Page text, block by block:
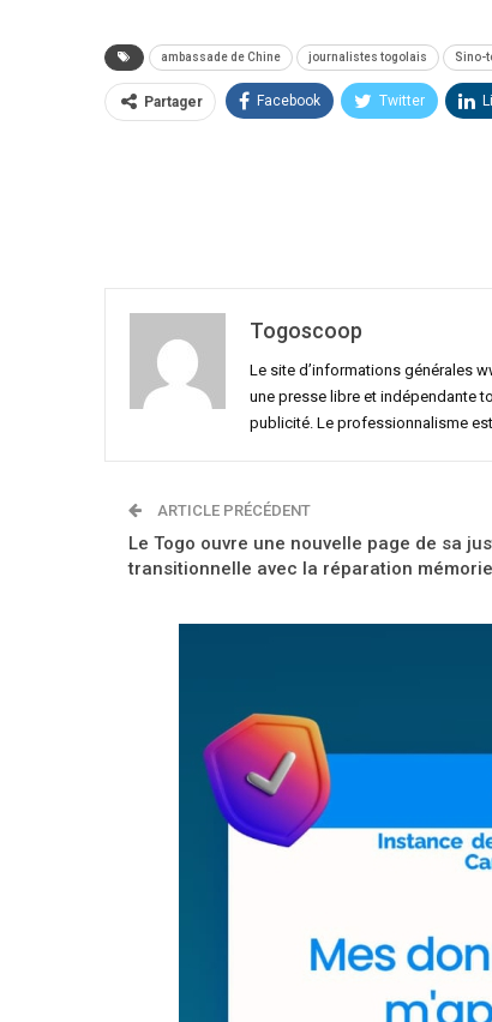
ambassade de Chine journalistes togolais Sino-
Partager Facebook Twitter
Togoscoop
Le site d’informations générales
une presse libre et indépendante
publicité. Le professionnalisme
ARTICLE PRÉCÉDENT
Le Togo ouvre une nouvelle page de sa
transitionnelle avec la réparation